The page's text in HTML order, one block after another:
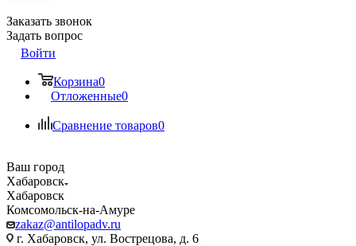
Заказать звонок
Задать вопрос
Войти
Корзина0
Отложенные0
Сравнение товаров0
Ваш город
Хабаровск
Хабаровск
Комсомольск-на-Амуре
zakaz@antilopadv.ru
г. Хабаровск, ул. Вострецова, д. 6